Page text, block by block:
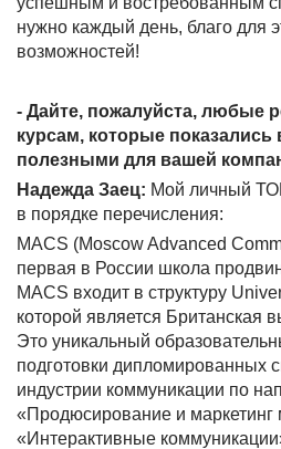
нужно каждый день, благо для
возможностей!
- Дайте, пожалуйста, любые
курсам, которые показались
полезными для вашей
Надежда Заец: Мой личный
в порядке перечисления:
MACS (Moscow Advanced
первая в России школа
MACS входит в структуру
которой является Британская
Это уникальный
подготовки дипломированных
индустрии коммуникации по
«Продюсирование и маркетинг
«Интерактивные